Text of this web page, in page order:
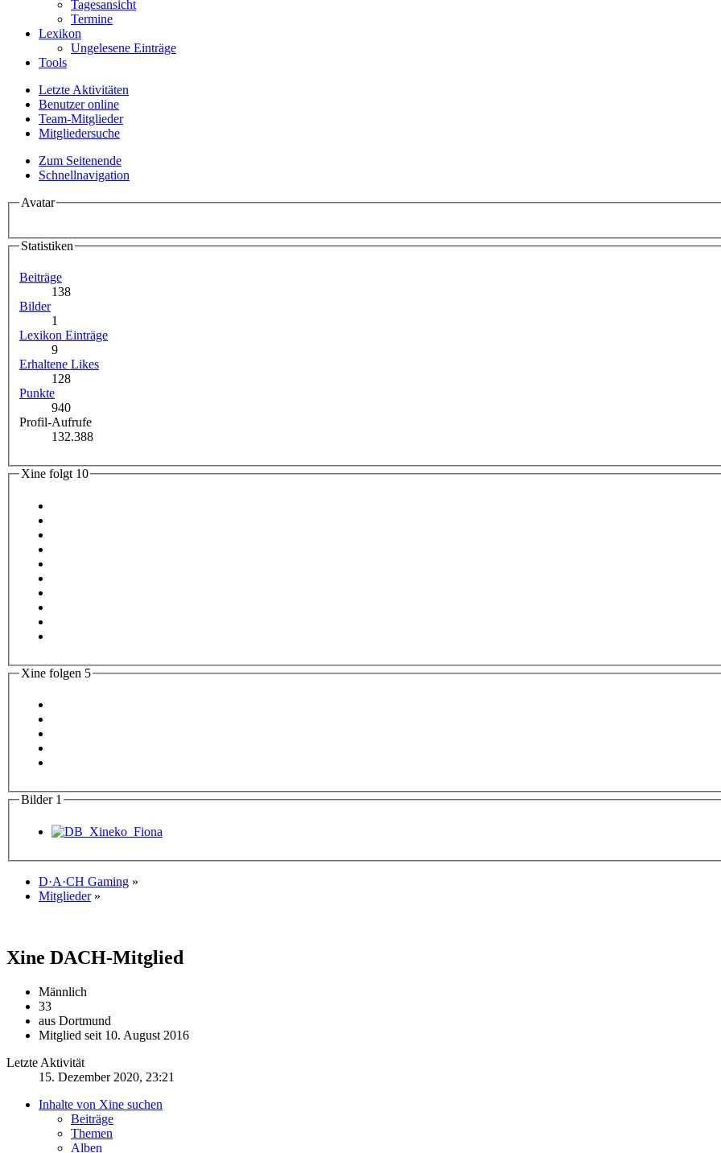
Tagesansicht
Termine
Lexikon
Ungelesene Einträge
Tools
Letzte Aktivitäten
Benutzer online
Team-Mitglieder
Mitgliedersuche
Zum Seitenende
Schnellnavigation
Avatar
Statistiken
Beiträge
138
Bilder
1
Lexikon Einträge
9
Erhaltene Likes
128
Punkte
940
Profil-Aufrufe
132.388
Xine folgt 10
Xine folgen 5
Bilder 1
D·A·CH Gaming »
Mitglieder »
Xine DACH-Mitglied
Männlich
33
aus Dortmund
Mitglied seit 10. August 2016
Letzte Aktivität
15. Dezember 2020, 23:21
Inhalte von Xine suchen
Beiträge
Themen
Alben